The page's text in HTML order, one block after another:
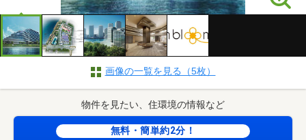
画像の一覧を見る（5枚）
物件を見たい、住環境の情報など
無料・簡単約2分！